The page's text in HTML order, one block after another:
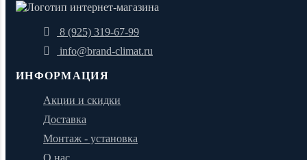
8 (925) 319-67-99
info@brand-climat.ru
ИНФОРМАЦИЯ
Акции и скидки
Доставка
Монтаж - установка
О нас